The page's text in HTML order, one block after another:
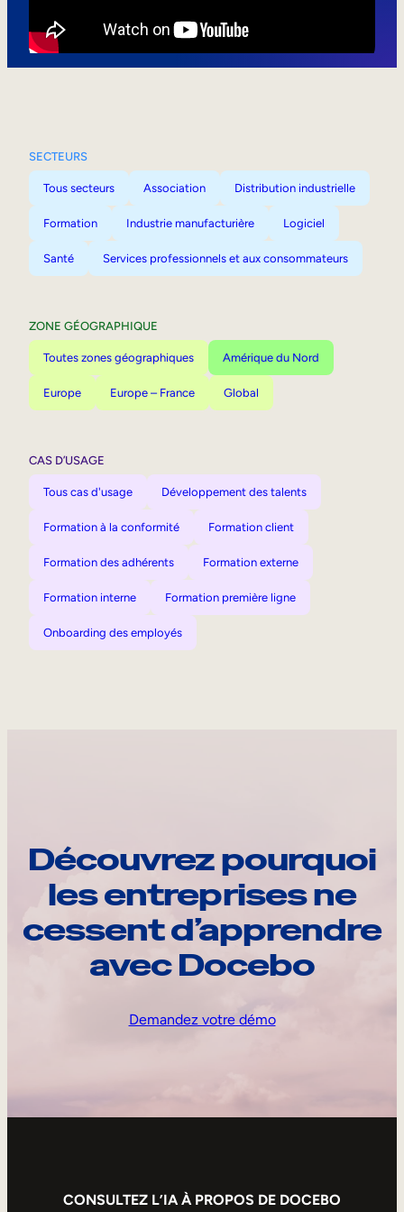
SECTEURS
Tous secteurs Association Distribution industrielle
Formation Industrie manufacturière Logiciel
Santé Services professionnels et aux consommateurs
ZONE GÉOGRAPHIQUE
Toutes zones géographiques Amérique du Nord
Europe Europe – France Global
CAS D’USAGE
Tous cas d'usage Développement des talents
Formation à la conformité Formation client
Formation des adhérents Formation externe
Formation interne Formation première ligne
Onboarding des employés
Découvrez pourquoi
les entreprises ne
cessent d’apprendre
avec Docebo
Demandez votre démo
CONSULTEZ L’IA À PROPOS DE DOCEBO